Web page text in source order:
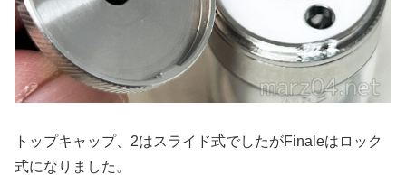
トップキャップ、2はスライド式でしたがFinaleはロック
式になりました。